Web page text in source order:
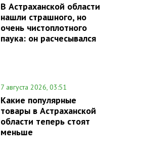
В Астраханской области
нашли страшного, но
очень чистоплотного
паука: он расчесывался
7 августа 2026, 03:51
Какие популярные
товары в Астраханской
области теперь стоят
меньше